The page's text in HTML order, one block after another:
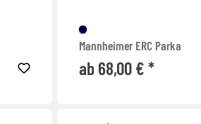
Mannheimer ERC Parka
ab 68,00 € *